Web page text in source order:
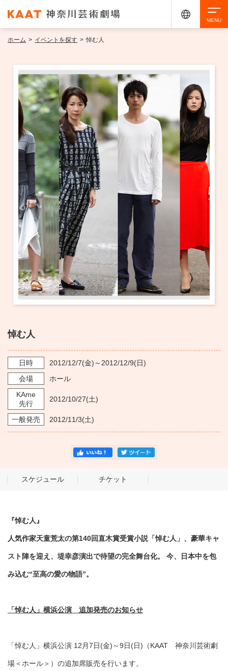
イベントを探す
・ イベント一覧
・ イベントカレンダー
ご来場案内
・ 館内サービス・アクセシビリティ
・ フロアマップ
・ レストラン/カフェ
・ 交通案内
・ よくある質問
施設を借りる
KAATについて
・ ミッション
・ 芸術監督
・ 施設概要
・ フロアマップ
・ レストラン/カフェ
KAAT 神奈川芸術劇場
SNS
アクセシビリティ チケット購入 交通案内
ホーム > イベントを探す > 悼む人
悼む人
日時 2012/12/7(金)～ 2012/12/9(日)
会場
ホール
KAme
先行
2012/10/27(土)
一般発売 2012/11/3(土)
スケジュール チケット
『悼む人』
人気作家天童荒太の第140回直木賞受賞小説「悼む人」、豪華キャ
スト陣を迎え、堤幸彦演出で待望の完全舞台化。 今、日本中を包
み込む“至高の愛の物語”。
「悼む人」横浜公演 追加発売のお知らせ
「悼む人」横浜公演 12月7日(金)～9日(日)（KAAT 神奈川芸術劇
場＜ホール＞）の追加席販売を行います。